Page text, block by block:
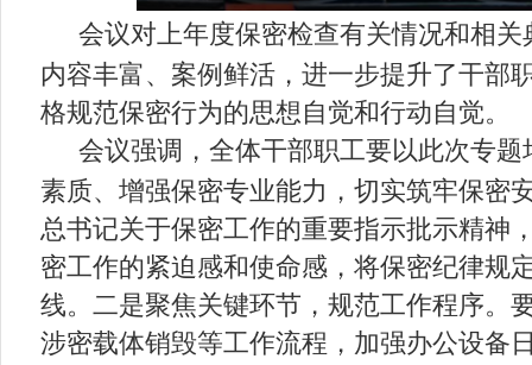
会议对上年度保密检查有关情况和相
内容丰富、案例鲜活，进一步提升了干部
格规范保密行为的思想自觉和行动自觉。
会议强调，全体干部职工要以此次专
素质、增强保密专业能力，切实筑牢保密
总书记关于保密工作的重要指示批示精神
密工作的紧迫感和使命感，将保密纪律规
线。二是聚焦关键环节，规范工作程序。
涉密载体销毁等工作流程，加强办公设备